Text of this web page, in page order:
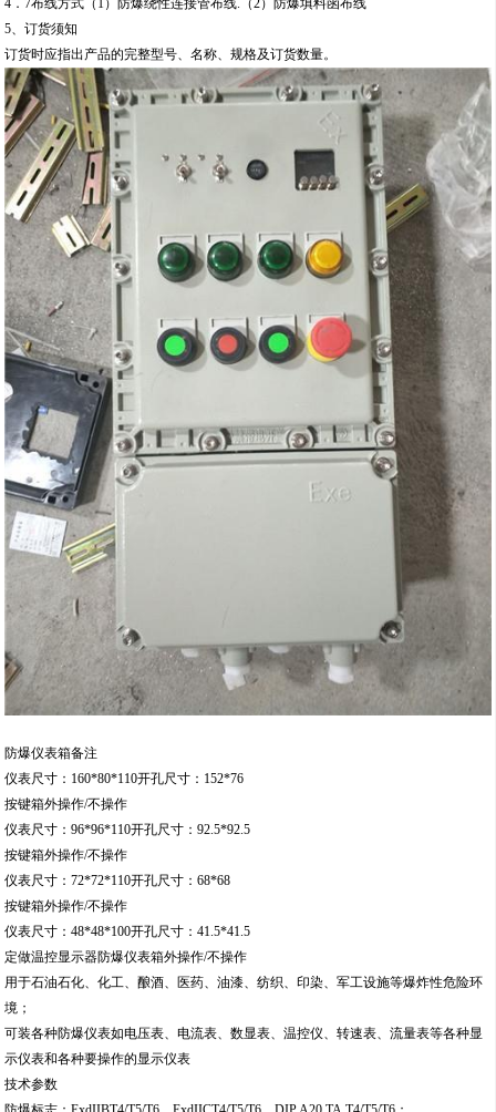
4．7布线方式（1）防爆绕性连接管布线.（2）防爆填料函布线
5、订货须知
订货时应指出产品的完整型号、名称、规格及订货数量。
防爆仪表箱备注
仪表尺寸：160*80*110开孔尺寸：152*76
按键箱外操作/不操作
仪表尺寸：96*96*110开孔尺寸：92.5*92.5
按键箱外操作/不操作
仪表尺寸：72*72*110开孔尺寸：68*68
按键箱外操作/不操作
仪表尺寸：48*48*100开孔尺寸：41.5*41.5
定做温控显示器防爆仪表箱外操作/不操作
用于石油石化、化工、酿酒、医药、油漆、纺织、印染、军工设施等爆炸性危险环
境；
可装各种防爆仪表如电压表、电流表、数显表、温控仪、转速表、流量表等各种显
示仪表和各种要操作的显示仪表
技术参数